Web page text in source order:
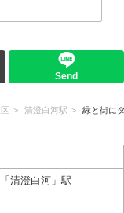
Send
清澄白河駅 緑と街に
清澄白河」駅